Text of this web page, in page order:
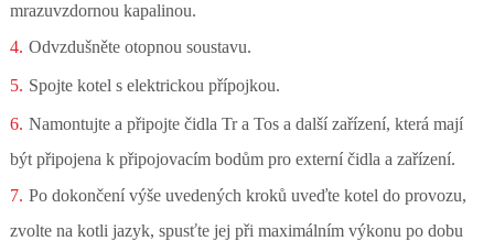
mrazuvzdornou kapalinou.
Odvzdušněte otopnou soustavu.
Spojte kotel s elektrickou přípojkou.
Namontujte a připojte čidla Tr a Tos a další zařízení, která mají
být připojena k připojovacím bodům pro externí čidla a zařízení.
Po dokončení výše uvedených kroků uveďte kotel do provozu,
zvolte na kotli jazyk, spusťte jej při maximálním výkonu po dobu